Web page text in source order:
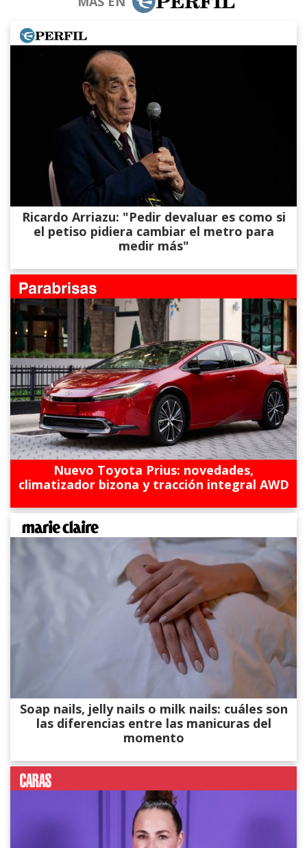
Ricardo Arriazu: "Pedir devaluar es como si
el petiso pidiera cambiar el metro para
medir más"
Nuevo Toyota Prius: novedades,
climatizador bizona y tracción integral AWD
Soap nails, jelly nails o milk nails: cuáles son
las diferencias entre las manicuras del
momento